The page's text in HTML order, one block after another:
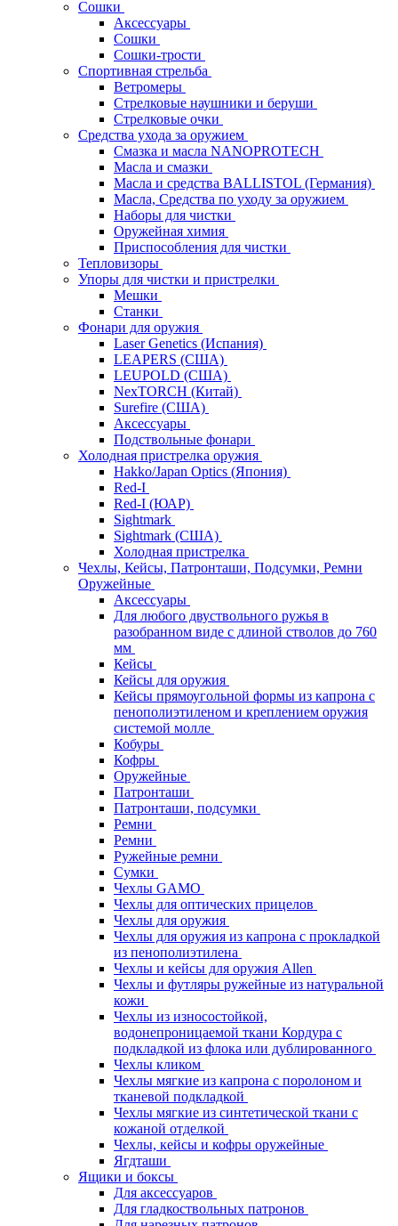
Сошки
Аксессуары
Сошки
Сошки-трости
Спортивная стрельба
Ветромеры
Стрелковые наушники и беруши
Стрелковые очки
Средства ухода за оружием
Смазка и масла NANOPROTECH
Масла и смазки
Масла и средства BALLISTOL (Германия)
Масла, Средства по уходу за оружием
Наборы для чистки
Оружейная химия
Приспособления для чистки
Тепловизоры
Упоры для чистки и пристрелки
Мешки
Станки
Фонари для оружия
Laser Genetics (Испания)
LEAPERS (США)
LEUPOLD (США)
NexTORCH (Китай)
Surefire (США)
Аксессуары
Подствольные фонари
Холодная пристрелка оружия
Hakko/Japan Optics (Япония)
Red-I
Red-I (ЮАР)
Sightmark
Sightmark (США)
Холодная пристрелка
Чехлы, Кейсы, Патронташи, Подсумки, Ремни
Оружейные
Аксессуары
Для любого двуствольного ружья в
разобранном виде с длиной стволов до 760
мм
Кейсы
Кейсы для оружия
Кейсы прямоугольной формы из капрона с
пенополиэтиленом и креплением оружия
системой молле
Кобуры
Кофры
Оружейные
Патронташи
Патронташи, подсумки
Ремни
Ремни
Ружейные ремни
Сумки
Чехлы GAMO
Чехлы для оптических прицелов
Чехлы для оружия
Чехлы для оружия из капрона с прокладкой
из пенополиэтилена
Чехлы и кейсы для оружия Allen
Чехлы и футляры ружейные из натуральной
кожи
Чехлы из износостойкой,
водонепроницаемой ткани Кордура с
подкладкой из флока или дублированного
Чехлы кликом
Чехлы мягкие из капрона с поролоном и
тканевой подкладкой
Чехлы мягкие из синтетической ткани с
кожаной отделкой
Чехлы, кейсы и кофры оружейные
Ягдташи
Ящики и боксы
Для аксессуаров
Для гладкоствольных патронов